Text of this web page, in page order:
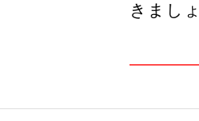
きまし